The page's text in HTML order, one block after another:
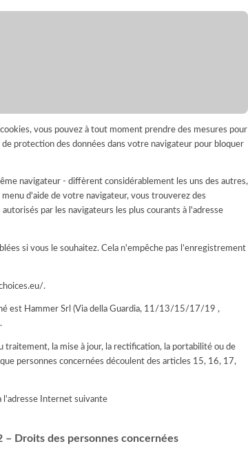
vous pouvez à tout moment prendre des mesures pour
protection des données dans votre navigateur pour bloquer
navigateur - diffèrent considérablement les uns des autres,
d'aide de votre navigateur, vous trouverez des
par les navigateurs les plus courants à l'adresse
si vous le souhaitez. Cela n'empêche pas l’enregistrement
.
est Hammer Srl (Via della Guardia, 11/13/15/17/19 ,
traitement, la mise à jour, la rectification, la portabilité ou de
personnes concernées découlent des articles 15, 16, 17,
l'adresse Internet suivante
– Droits des personnes concernées